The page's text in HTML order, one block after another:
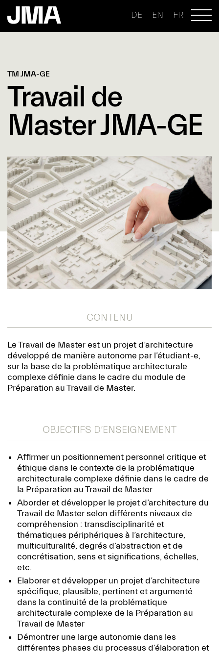
DE EN FR
TM JMA-GE
Travail de
Master JMA-GE
CONTENU
Le Travail de Master est un projet d’architecture
développé de manière autonome par l’étudiant-e,
sur la base de la problématique architecturale
complexe définie dans le cadre du module de
Préparation au Travail de Master.
OBJECTIFS D’ENSEIGNEMENT
Affirmer un positionnement personnel critique et
éthique dans le contexte de la problématique
architecturale complexe définie dans le cadre de
la Préparation au Travail de Master
Aborder et développer le projet d’architecture du
Travail de Master selon différents niveaux de
compréhension : transdisciplinarité et
thématiques périphériques à l’architecture,
multiculturalité, degrés d’abstraction et de
concrétisation, sens et significations, échelles,
etc.
Elaborer et développer un projet d’architecture
spécifique, plausible, pertinent et argumenté
dans la continuité de la problématique
architecturale complexe de la Préparation au
Travail de Master
Démontrer une large autonomie dans les
différentes phases du processus d’élaboration et